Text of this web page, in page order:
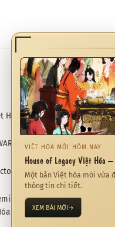
Hóa – Hào Môn Thế Gia
4 Việt Hóa
Road Việt Hóa
of the End & the
✉
❖
VIỆT HÓA MỚI HÔM NAY
House of Legacy Việt Hóa
Một bản Việt hóa mới vừa
thông tin chi tiết.
XEM BÀI MỚI→